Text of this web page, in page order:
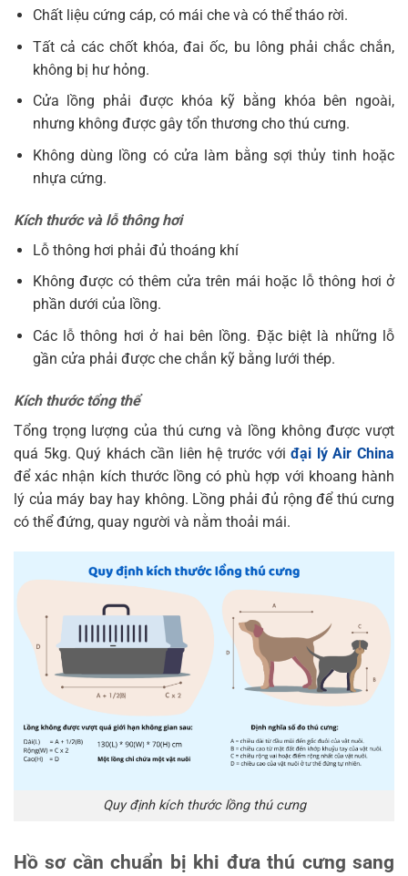
Chất liệu cứng cáp, có mái che và có thể tháo rời.
Tất cả các chốt khóa, đai ốc, bu lông phải chắc chắn,
không bị hư hỏng.
Cửa lồng phải được khóa kỹ bằng khóa bên ngoài,
nhưng không được gây tổn thương cho thú cưng.
Không dùng lồng có cửa làm bằng sợi thủy tinh hoặc
nhựa cứng.
Kích thước và lỗ thông hơi
Lỗ thông hơi phải đủ thoáng khí
Không được có thêm cửa trên mái hoặc lỗ thông hơi ở
phần dưới của lồng.
Các lỗ thông hơi ở hai bên lồng. Đặc biệt là những lỗ
gần cửa phải được che chắn kỹ bằng lưới thép.
Kích thước tổng thể
Tổng trọng lượng của thú cưng và lồng không được vượt
quá 5kg. Quý khách cần liên hệ trước vớiđại lý Air China
để xác nhận kích thước lồng có phù hợp với khoang hành
lý của máy bay hay không. Lồng phải đủ rộng để thú cưng
có thể đứng, quay người và nằm thoải mái.
Quy định kích thước lồng thú cưng
Hồ sơ cần chuẩn bị khi đưa thú cưng sang